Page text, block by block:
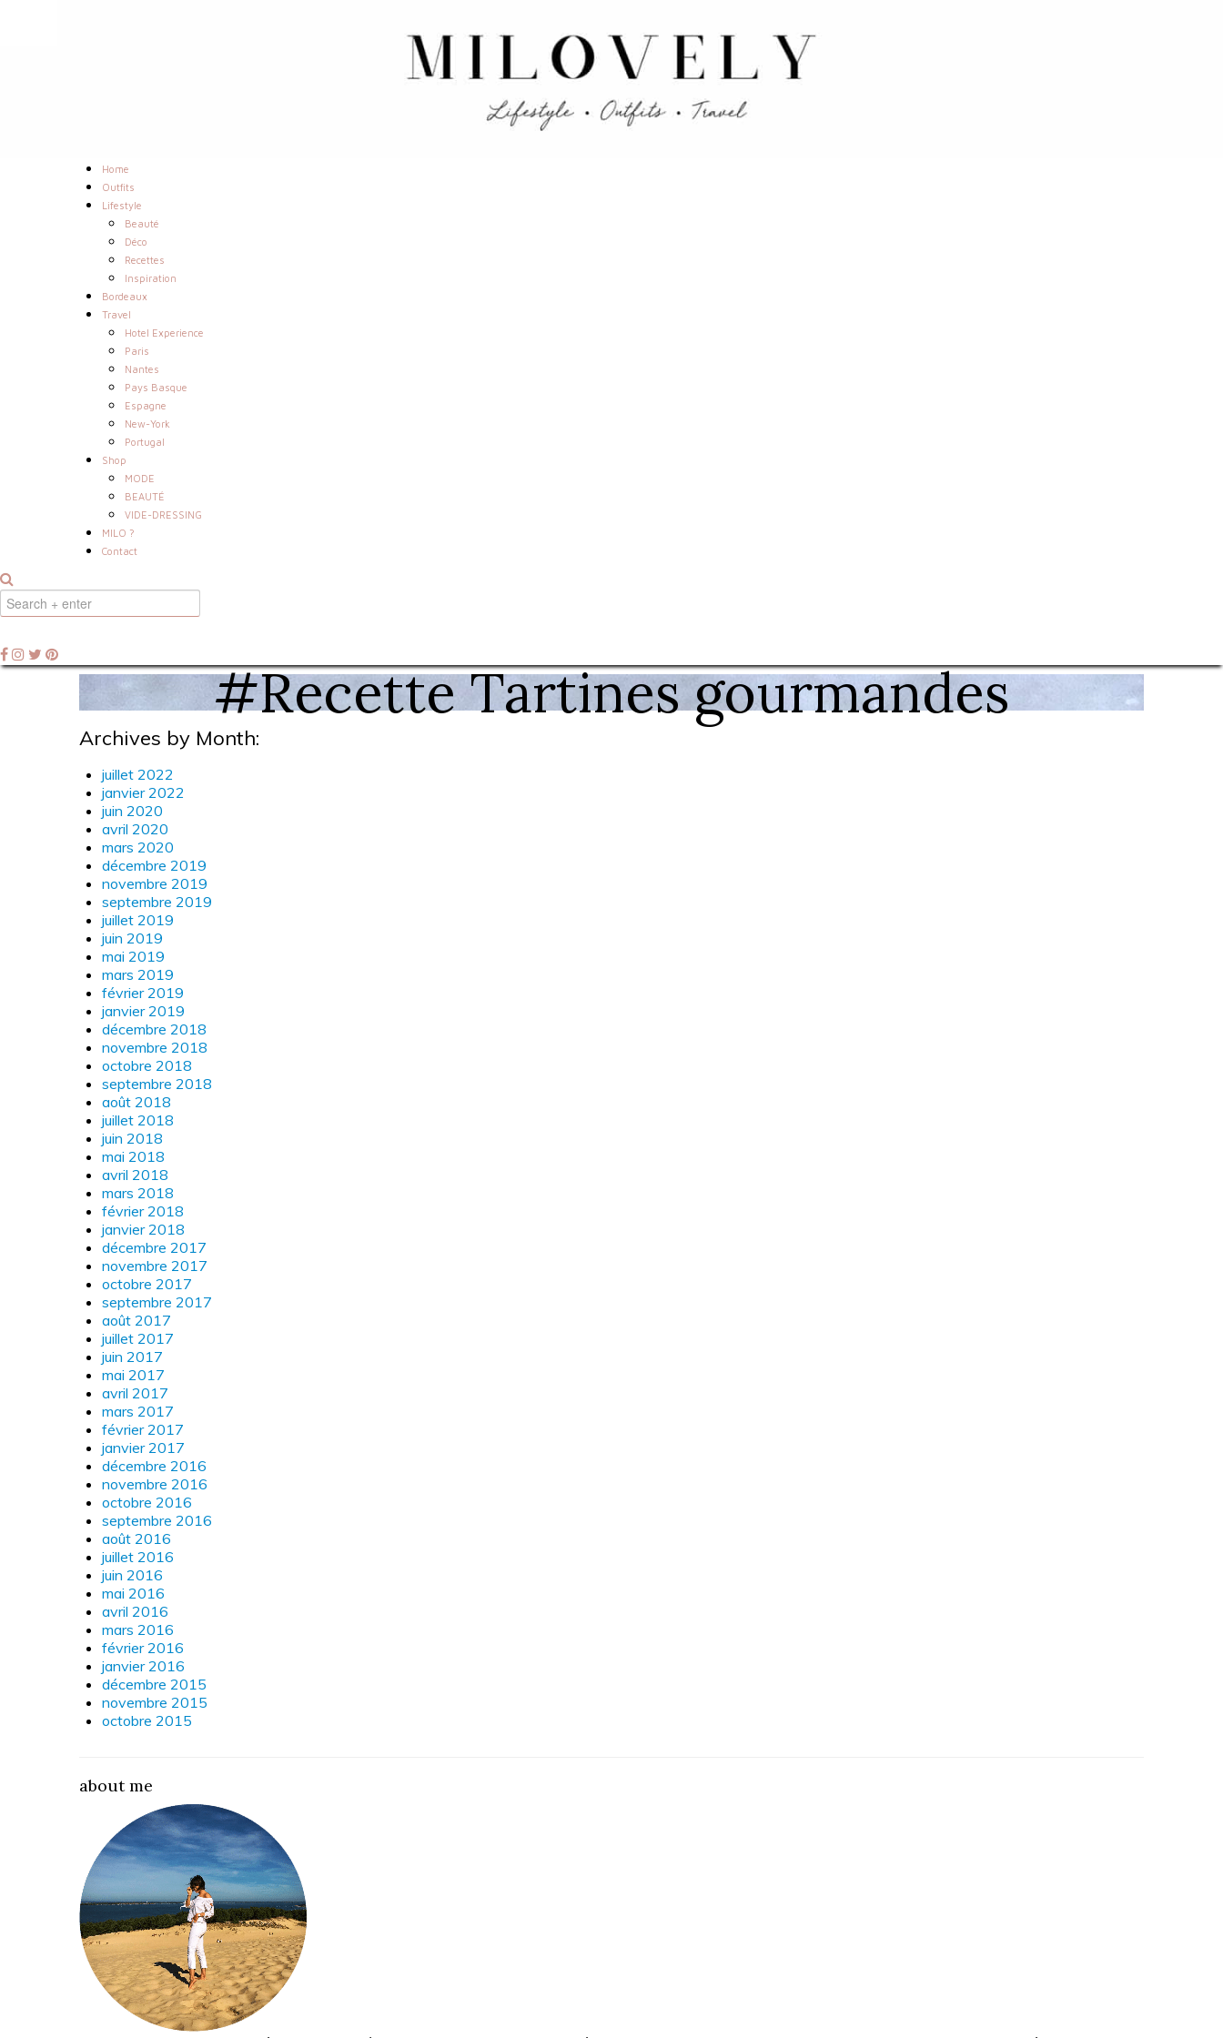
Home
Outfits
Lifestyle
Beauté
Déco
Recettes
Inspiration
Bordeaux
Travel
Hotel Experience
Paris
Nantes
Pays Basque
Espagne
New-York
Portugal
Shop
MODE
BEAUTÉ
VIDE-DRESSING
MILO ?
Contact
#Recette Tartines gourmandes
Archives by Month:
juillet 2022
janvier 2022
juin 2020
avril 2020
mars 2020
décembre 2019
novembre 2019
septembre 2019
juillet 2019
juin 2019
mai 2019
mars 2019
février 2019
janvier 2019
décembre 2018
novembre 2018
octobre 2018
septembre 2018
août 2018
juillet 2018
juin 2018
mai 2018
avril 2018
mars 2018
février 2018
janvier 2018
décembre 2017
novembre 2017
octobre 2017
septembre 2017
août 2017
juillet 2017
juin 2017
mai 2017
avril 2017
mars 2017
février 2017
janvier 2017
décembre 2016
novembre 2016
octobre 2016
septembre 2016
août 2016
juillet 2016
juin 2016
mai 2016
avril 2016
mars 2016
février 2016
janvier 2016
décembre 2015
novembre 2015
octobre 2015
about me